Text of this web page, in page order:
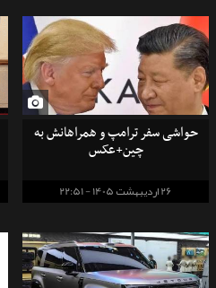
حواشی سفر ترامپ و همراهانش به
چین+عکس
26 اردیبهشت 1405 - 22:51